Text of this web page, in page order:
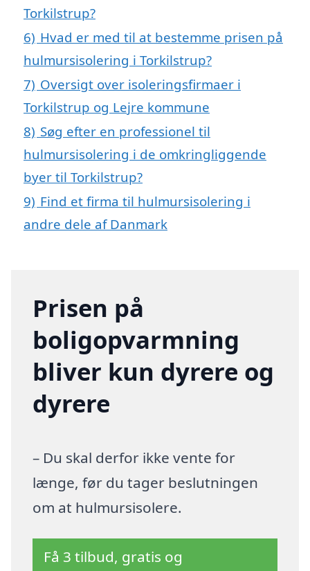
Torkilstrup?
6) Hvad er med til at bestemme prisen på
hulmursisolering i Torkilstrup?
7) Oversigt over isoleringsfirmaer i
Torkilstrup og Lejre kommune
8) Søg efter en professionel til
hulmursisolering i de omkringliggende
byer til Torkilstrup?
9) Find et firma til hulmursisolering i
andre dele af Danmark
Prisen på
boligopvarmning
bliver kun dyrere og
dyrere
– Du skal derfor ikke vente for
længe, før du tager beslutningen
om at hulmursisolere.
Få 3 tilbud, gratis og